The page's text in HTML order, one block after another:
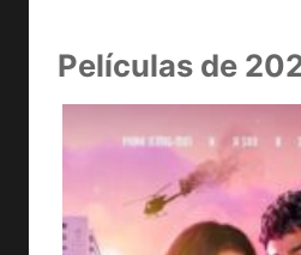
Películas de